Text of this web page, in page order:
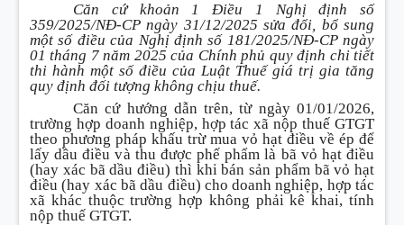
Căn cứ khoản 1 Điều 1 Nghị định số
359/2025/NĐ-CP ngày 31/12/2025 sửa đổi, bổ sung
một số điều của Nghị định số 181/2025/NĐ-CP ngày
01 tháng 7 năm 2025 của Chính phủ quy định chi tiết
thi hành một số điều của Luật Thuế giá trị gia tăng
quy định đối tượng không chịu thuế.
Căn cứ hướng dẫn trên, từ ngày 01/01/2026,
trường hợp doanh nghiệp, hợp tác xã nộp thuế GTGT
theo phương pháp khấu trừ mua vỏ hạt điều về ép để
lấy dầu điều và thu được phế phẩm là bã vỏ hạt điều
(hay xác bã dầu điều) thì khi bán sản phẩm bã vỏ hạt
điều (hay xác bã dầu điều) cho doanh nghiệp, hợp tác
xã khác thuộc trường hợp không phải kê khai, tính
nộp thuế GTGT.